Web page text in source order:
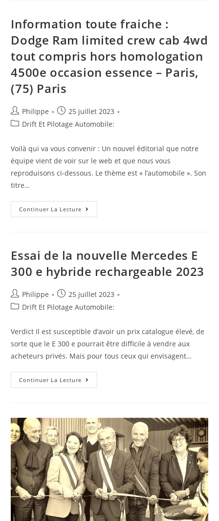
Un
Salon
Coiffure
Dans
Un
Ancien
Garage
Information toute fraiche :
Dodge Ram limited crew cab 4wd
tout compris hors homologation
4500e occasion essence – Paris,
(75) Paris
Auteur/autrice
de
Philippe
Post
published:
25 juillet 2023
PostDrift Et Pilotage Automobile:
Voilà qui va vous convenir : Un nouvel éditorial que notre
équipe vient de voir sur le web et que nous vous
reproduisons ci-dessous. Le thème est « l’automobile ». Son
titre…
Continuer La Lecture Information
Toute
Crew
4wd
Tout
Hors
Homologation
4500e
Occasion
Paris,
Paris
Essai de la nouvelle Mercedes E
300 e hybride rechargeable 2023
Auteur/autrice
de
Philippe
Post
published:
25 juillet 2023
PostDrift Et Pilotage Automobile:
Verdict Il est susceptible d’avoir un prix catalogue élevé, de
sorte que le E 300 e pourrait être difficile à vendre aux
acheteurs privés. Mais pour tous ceux qui envisagent…
Continuer La Lecture Essai
De
300
E
Hybride
Rechargeable
2023